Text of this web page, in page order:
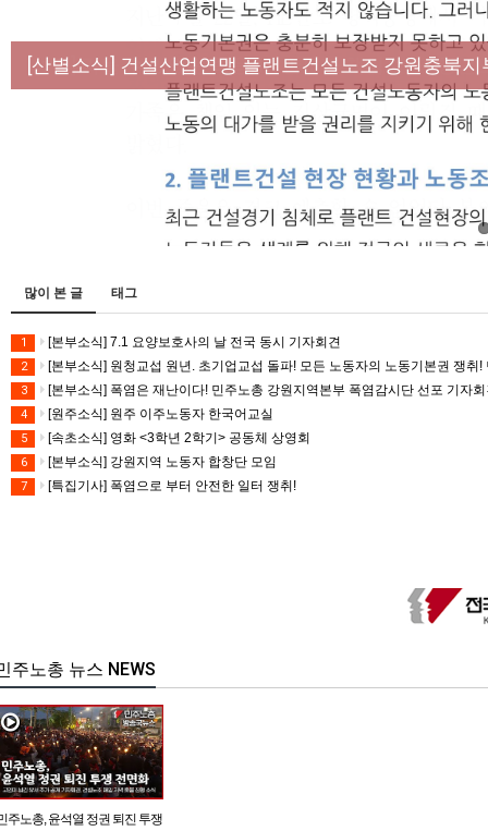
[성명] 막을 수 있었던 죽음, HL만도가 책임져라 : 청
[산별소식] 건설산업연맹 플랜트건설노조 강원충북지
[강릉,속초,원주,춘천] 폭염감시단 사업 이모저모
[조합원☆인터뷰] 서비스연맹 전국학교비정규직노동
[본부소식] 강원지역 노동자 합창단 모임
많이 본 글 태그
1 [본부소식] 7.1 요양보호사의 날 전국 동시 기자회견
2 [본부소식] 원청교섭 원년. 초기업교섭 돌파! 모든 노동자의 노동기본권 쟁취
3 [본부소식] 폭염은 재난이다! 민주노총 강원지역본부 폭염감시단 선포 기자
4 [원주소식] 원주 이주노동자 한국어교실
5 [속초소식] 영화 <3학년 2학기> 공동체 상영회
6 [본부소식] 강원지역 노동자 합창단 모임
7 [특집기사] 폭염으로 부터 안전한 일터 쟁취!
주노총 뉴스 NEWS
주노총, 윤석열 정권 퇴진 투쟁